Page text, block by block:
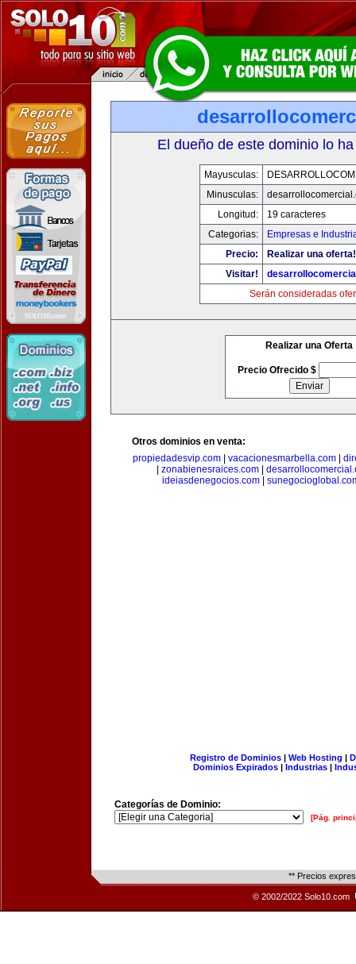
El dueño de este dominio lo
Mayusculas:
Minusculas:
Longitud:
19 caracteres
Categorias:
Empresas e
Precio:
Realizar una oferta!
Visitar!
Serán consideradas
Realizar una Oferta
Precio Ofrecido $
Otros dominios en venta:
propiedadesvip.com
vacacionesmarbella.com
zonabienesraices.com
ideiasdenegocios.com|
Registro de Dominios| Web Hosting |
Dominios Expirados | Industrias |
Categorías de Dominio:
[Pág.
** Precios
© 2002/2022 Solo10.com